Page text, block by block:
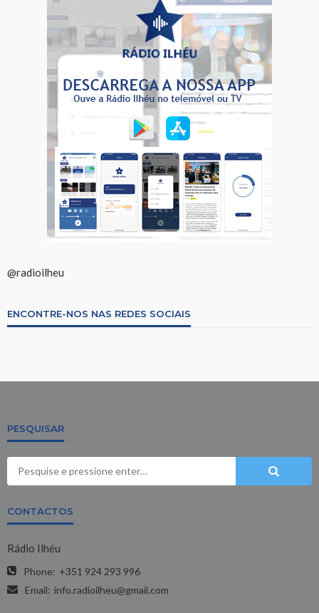
@radioilheu
ENCONTRE-NOS NAS REDES SOCIAIS
PESQUISAR
CONTACTOS
Rádio Ilhéu
Phone: +351 924 293 996
Email: info.radioilheu@gmail.com